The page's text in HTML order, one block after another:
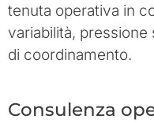
tenuta operativa in
variabilità,
di coordinamento.
Consulenza